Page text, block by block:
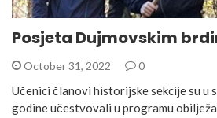
Posjeta Dujmovskim
October 31, 2022 0
Učenici članovi historijske sekcije su u
godine učestvovali u programu